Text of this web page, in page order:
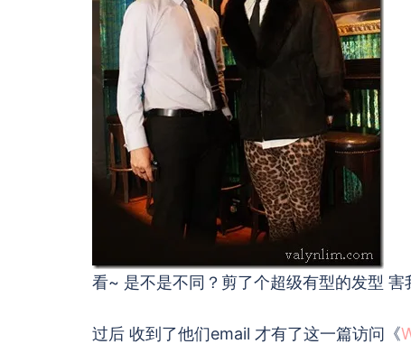
看~ 是不是不同？剪了个超级有型的发型
过后 收到了他们email 才有了这一篇访问《